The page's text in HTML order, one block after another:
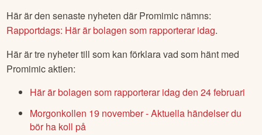
Här är den senaste nyheten där Promimic nämns:
Rapportdags: Här är bolagen som rapporterar idag.
Här är tre nyheter till som kan förklara vad som hänt med
Promimicaktien:
Här är bolagen som rapporterar idag den 24 februari
Morgonkollen 19 november - Aktuella händelser du
bör ha koll på